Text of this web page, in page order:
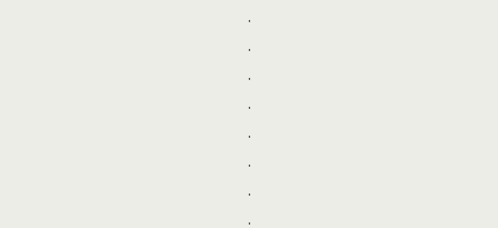
.
.
.
.
.
.
.
.